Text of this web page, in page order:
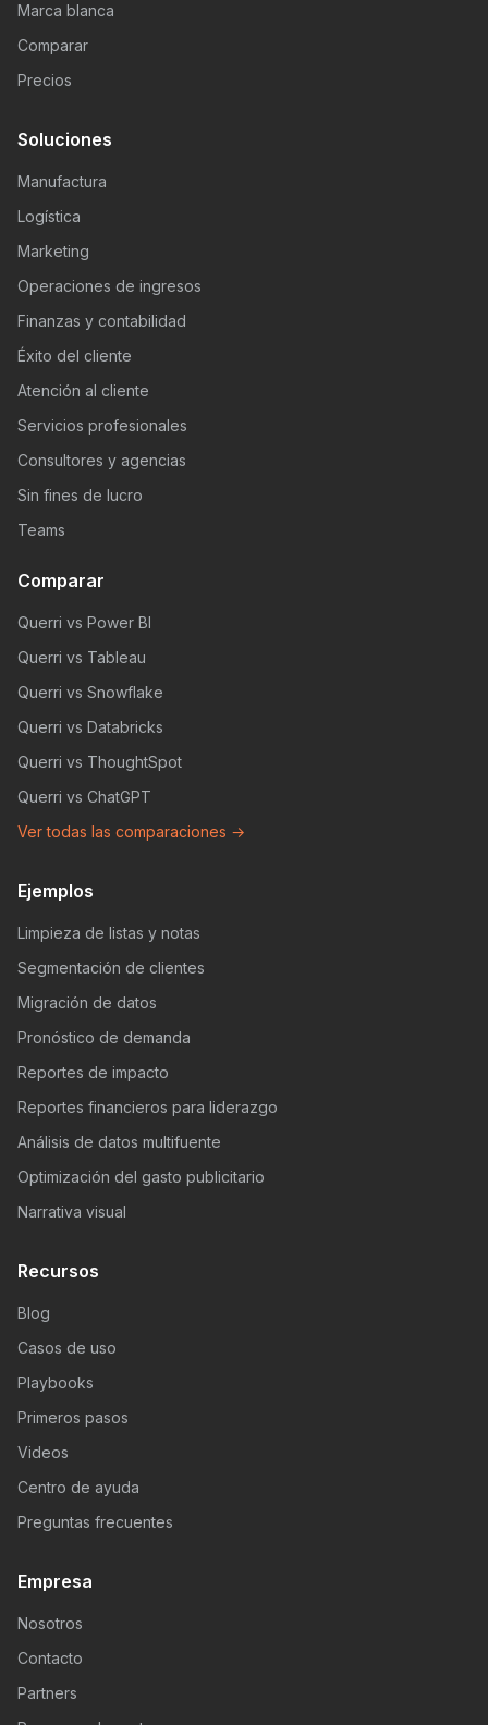
Marca blanca
Comparar
Precios
Soluciones
Manufactura
Logística
Marketing
Operaciones de ingresos
Finanzas y contabilidad
Éxito del cliente
Atención al cliente
Servicios profesionales
Consultores y agencias
Sin fines de lucro
Teams
Comparar
Querri vs Power BI
Querri vs Tableau
Querri vs Snowflake
Querri vs Databricks
Querri vs ThoughtSpot
Querri vs ChatGPT
Ver todas las comparaciones →
Ejemplos
Limpieza de listas y notas
Segmentación de clientes
Migración de datos
Pronóstico de demanda
Reportes de impacto
Reportes financieros para liderazgo
Análisis de datos multifuente
Optimización del gasto publicitario
Narrativa visual
Recursos
Blog
Casos de uso
Playbooks
Primeros pasos
Videos
Centro de ayuda
Preguntas frecuentes
Empresa
Nosotros
Contacto
Partners